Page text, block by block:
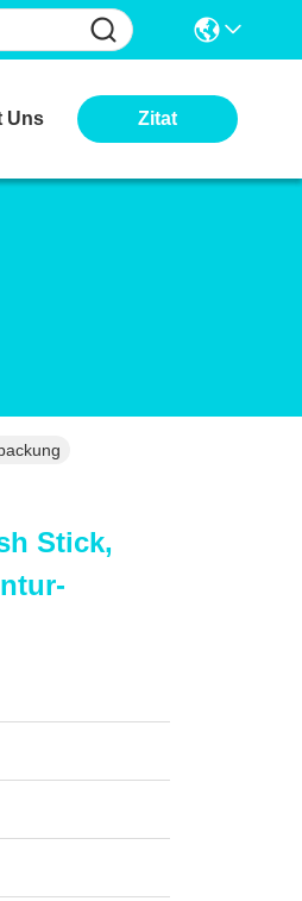
Uns Zitat
Stick,